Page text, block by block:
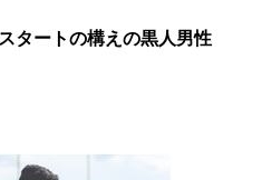
タートの構えの黒人男性